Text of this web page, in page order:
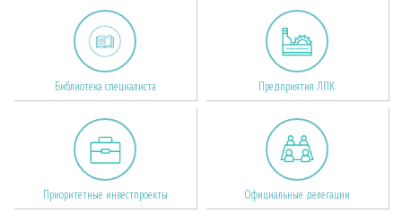
Библиотека специалиста Предприятия ЛПК
Приоритетные инвестпроекты Официальные делегации